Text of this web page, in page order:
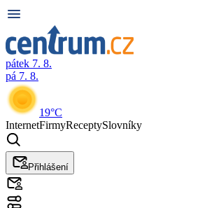
pátek 7. 8.
pá 7. 8.
19°C
InternetFirmyReceptySlovníky
Přihlášení